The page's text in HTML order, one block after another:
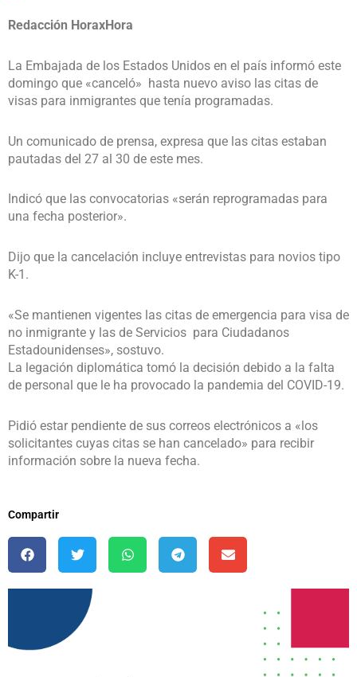
Redacción HoraxHora
La Embajada de los Estados Unidos en el país informó este
domingo que «canceló» hasta nuevo aviso las citas de
visas para inmigrantes que tenía programadas.
Un comunicado de prensa, expresa que las citas estaban
pautadas del 27 al 30 de este mes.
Indicó que las convocatorias «serán reprogramadas para
una fecha posterior».
Dijo que la cancelación incluye entrevistas para novios tipo
K-1.
«Se mantienen vigentes las citas de emergencia para visa de
no inmigrante y las de Servicios para Ciudadanos
Estadounidenses», sostuvo.
La legación diplomática tomó la decisión debido a la falta
de personal que le ha provocado la pandemia del COVID-19.
Pidió estar pendiente de sus correos electrónicos a «los
solicitantes cuyas citas se han cancelado» para recibir
información sobre la nueva fecha.
Compartir